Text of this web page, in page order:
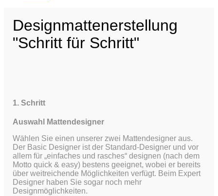
Designmattenerstellung
"Schritt für Schritt"
1. Schritt
Auswahl Mattendesigner
Wählen Sie einen unserer zwei Mattendesigner aus.
Der Basic Designer ist der Standard-Designer und vor
allem für „einfaches und rasches“ designen (nach dem
Motto quick & easy) bestens geeignet, wobei er bereits
über weitreichende Möglichkeiten verfügt. Beim Expert
Designer haben Sie sogar noch mehr
Designmöglichkeiten.